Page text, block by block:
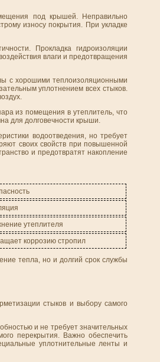
под крышей. Неправильно
износу покрытия. При укладке
Прокладка гидроизоляции
влаги и предотвращения
с хорошими теплоизоляционными
уплотнением всех стыков.
из помещения в утеплитель, что
для долговечности крыши.
водоотведения, но требует
своих свойств при повышенной
и предотвратят накопление
утеплителя
коррозию стропил
тепла, но и долгий срок службы
стыков и выбору самого
и не требует значительных
перекрытия. Важно обеспечить
уплотнительные ленты и